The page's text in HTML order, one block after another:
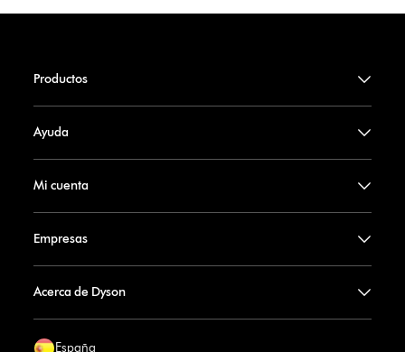
Productos
Ayuda
Mi cuenta
Empresas
Acerca de Dyson
España